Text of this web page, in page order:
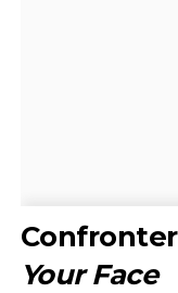
Your Face